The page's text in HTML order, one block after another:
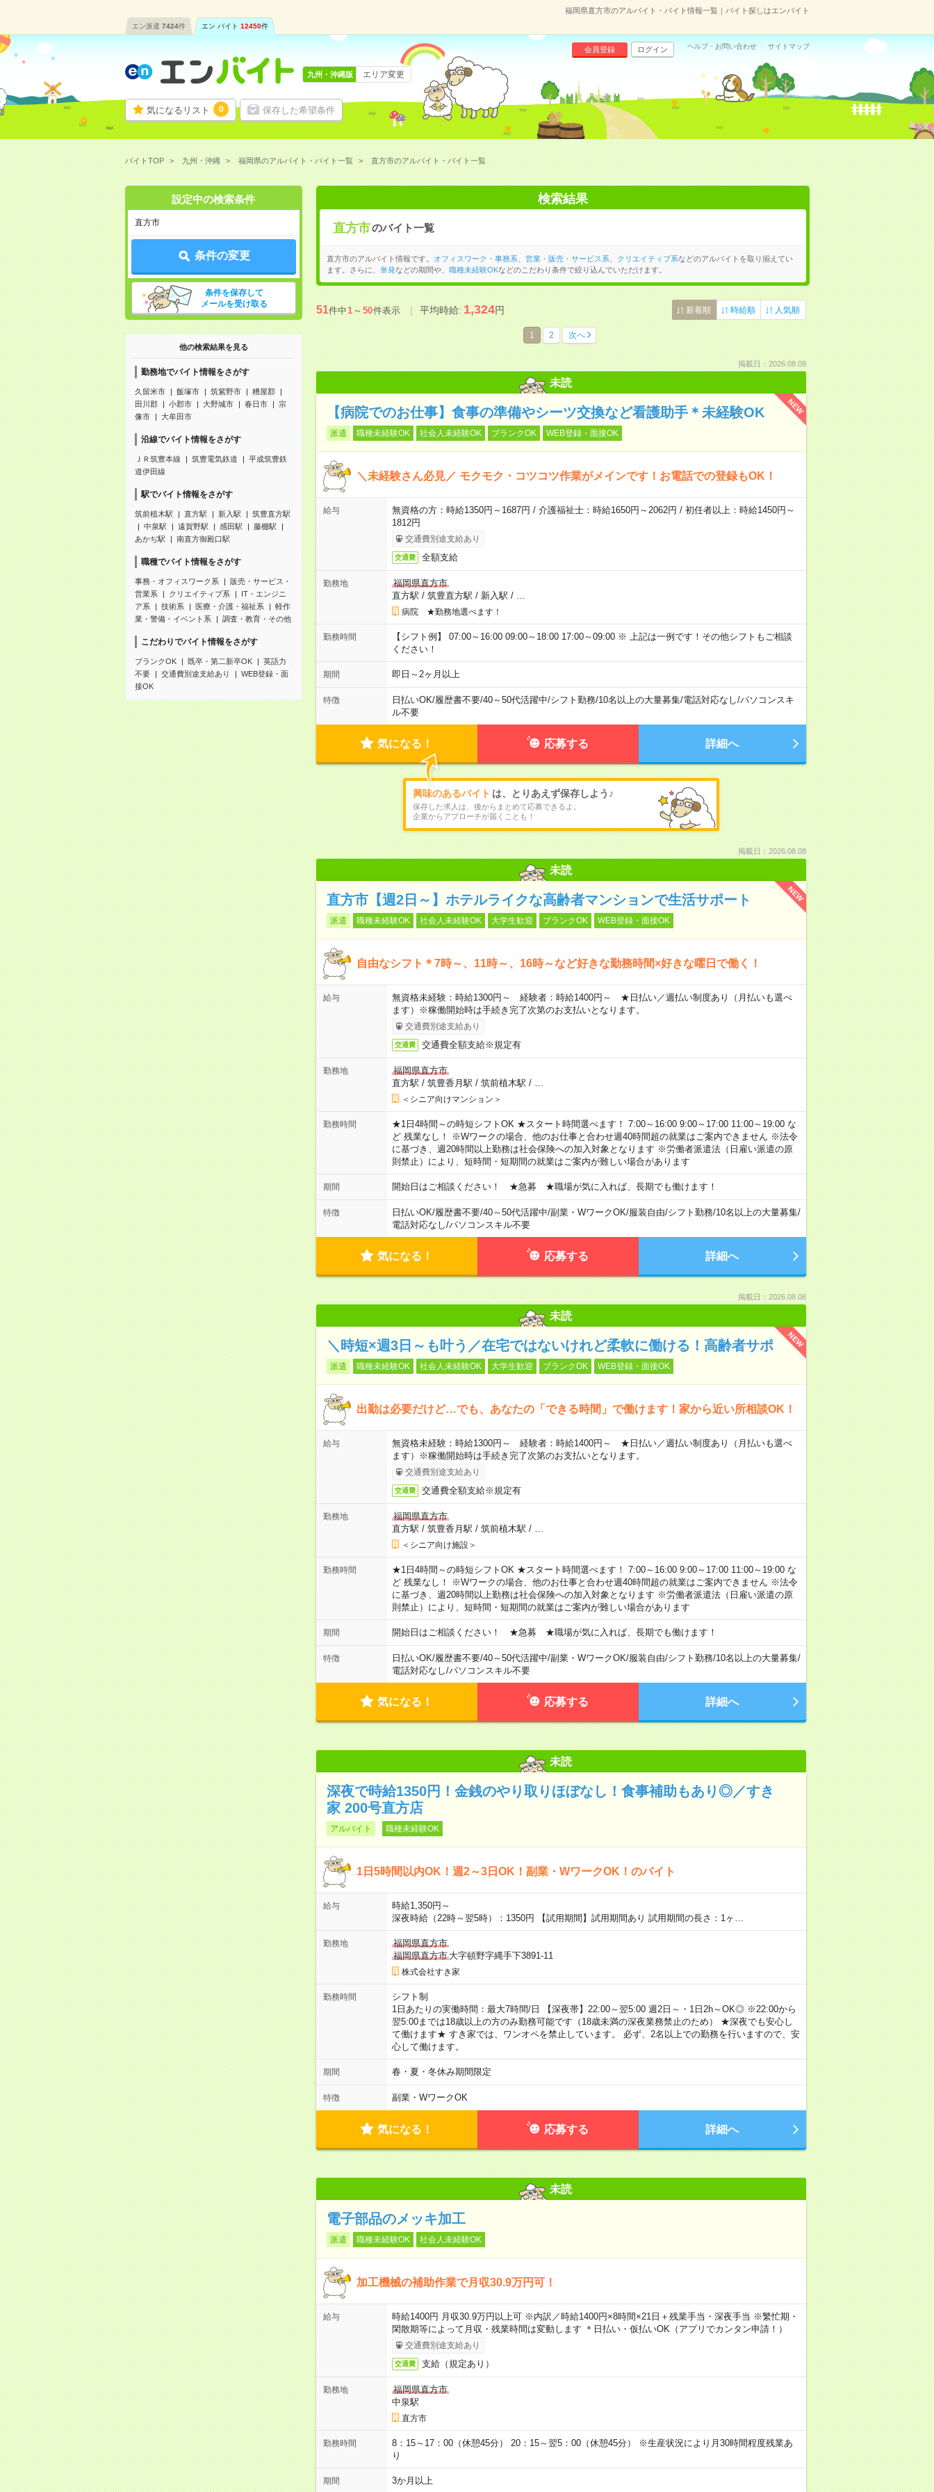
福岡県直方市のアルバイト・バイト情報一覧｜バイト探しはエンバイト
エン派遣 7424件 エン バイト 12450件
気になるリスト 0 保存した希望条件
会員登録 ログイン ヘルプ・お問い合わせ サイトマップ
九州・沖縄版 エリア変更
バイトTOP 九州・沖縄 福岡県のアルバイト・バイト一覧 直方市のアルバイト・バイト一覧
設定中の検索条件
直方市
条件の変更
条件を保存して
メールを受け取る
他の検索結果を見る
勤務地でバイト情報をさがす
久留米市 飯塚市 筑紫野市
糟屋郡
田川郡
小郡市 大野城市 春日市
宗
像市
大牟田市
沿線でバイト情報をさがす
ＪＲ筑豊本線 筑豊電気鉄道
平成筑豊鉄
道伊田線
駅でバイト情報をさがす
筑前植木駅 直方駅 新入駅
筑豊直方駅
中泉駅
遠賀野駅 感田駅
藤棚駅
あかぢ駅
南直方御殿口駅
職種でバイト情報をさがす
事務・オフィスワーク系
販売・サービス・
営業系
クリエイティブ系
IT・エンジニ
ア系
技術系 医療・介護・福祉系
軽作
業・警備・イベント系
調査・教育・その他
こだわりでバイト情報をさがす
ブランクOK 既卒・第二新卒OK
英語力
不要
交通費別途支給あり
WEB登録・面
接OK
検索結果
直方市のバイト一覧
直方市のアルバイト情報です。 オフィスワーク・事務系 営業・販売・サービス系 クリエイティブ系などのアルバイトを取り揃えてい
ます。さらに、
単発などの期間や、 職種未経験OKなどのこだわり条件で絞り込んでいただけます。
51件中1～50件表示 平均時給:1,324円 新着順 時給順 人気順
1 2 次へ
掲載日：2026.08.09
未読
NEW
【病院でのお仕事】食事の準備やシーツ交換など看護助手＊未経験OK
派遣 職種未経験OK 社会人未経験OK ブランクOK WEB登録・面接OK
＼未経験さん必見／ モクモク・コツコツ作業がメインです！お電話での登録もOK！
給与
無資格の方：時給1350円～1687円 / 介護福祉士：時給1650円～2062円 / 初任者以上：時給1450円～
1812円
交通費別途支給あり
交通費 全額支給
勤務地
福岡県直方市
直方駅 / 筑豊直方駅 / 新入駅 /
病院 ★勤務地選べます！
勤務時間
【シフト例】 07:00～16:00 09:00～18:00 17:00～09:00 ※ 上記は一例です！その他シフトもご相談
ください！
期間 即日～2ヶ月以上
特徴 日払いOK/履歴書不要/40～50代活躍中/シフト勤務/10名以上の大量募集/電話対応なし/パソコンスキ
ル不要
気になる！ 応募する 詳細へ
興味のあるバイト は、とりあえず保存しよう♪
保存した求人は、後からまとめて応募できるよ。
企業からアプローチが届くことも！
掲載日：2026.08.08
未読
NEW
直方市【週2日～】ホテルライクな高齢者マンションで生活サポート
派遣 職種未経験OK 社会人未経験OK 大学生歓迎 ブランクOK WEB登録・面接OK
自由なシフト＊7時～、11時～、16時～など好きな勤務時間×好きな曜日で働く！
給与
無資格未経験：時給1300円～ 経験者：時給1400円～ ★日払い／週払い制度あり（月払いも選べ
ます）※稼働開始時は手続き完了次第のお支払いとなります。
交通費別途支給あり
交通費 交通費全額支給※規定有
勤務地
福岡県直方市
直方駅 / 筑豊香月駅 / 筑前植木駅 /
＜シニア向けマンション＞
勤務時間
★1日4時間～の時短シフトOK ★スタート時間選べます！ 7:00～16:00 9:00～17:00 11:00～19:00 な
ど 残業なし！ ※Wワークの場合、他のお仕事と合わせ週40時間超の就業はご案内できません ※法令
に基づき、週20時間以上勤務は社会保険への加入対象となります ※労働者派遣法（日雇い派遣の原
則禁止）により、短時間・短期間の就業はご案内が難しい場合があります
期間 開始日はご相談ください！ ★急募 ★職場が気に入れば、長期でも働けます！
特徴 日払いOK/履歴書不要/40～50代活躍中/副業・WワークOK/服装自由/シフト勤務/10名以上の大量募集/
電話対応なし/パソコンスキル不要
気になる！ 応募する 詳細へ
掲載日：2026.08.08
未読
NEW
＼時短×週3日～も叶う／在宅ではないけれど柔軟に働ける！高齢者サポ
派遣 職種未経験OK 社会人未経験OK 大学生歓迎 ブランクOK WEB登録・面接OK
出勤は必要だけど…でも、あなたの「できる時間」で働けます！家から近い所相談OK！
給与
無資格未経験：時給1300円～ 経験者：時給1400円～ ★日払い／週払い制度あり（月払いも選べ
ます）※稼働開始時は手続き完了次第のお支払いとなります。
交通費別途支給あり
交通費 交通費全額支給※規定有
勤務地
福岡県直方市
直方駅 / 筑豊香月駅 / 筑前植木駅 /
＜シニア向け施設＞
勤務時間
★1日4時間～の時短シフトOK ★スタート時間選べます！ 7:00～16:00 9:00～17:00 11:00～19:00 な
ど 残業なし！ ※Wワークの場合、他のお仕事と合わせ週40時間超の就業はご案内できません ※法令
に基づき、週20時間以上勤務は社会保険への加入対象となります ※労働者派遣法（日雇い派遣の原
則禁止）により、短時間・短期間の就業はご案内が難しい場合があります
期間 開始日はご相談ください！ ★急募 ★職場が気に入れば、長期でも働けます！
特徴 日払いOK/履歴書不要/40～50代活躍中/副業・WワークOK/服装自由/シフト勤務/10名以上の大量募集/
電話対応なし/パソコンスキル不要
気になる！ 応募する 詳細へ
未読
深夜で時給1350円！金銭のやり取りほぼなし！食事補助もあり◎／すき
家 200号直方店
アルバイト 職種未経験OK
1日5時間以内OK！週2～3日OK！副業・WワークOK！のバイト
給与
時給1,350円～
深夜時給（22時～翌5時）：1350円 【試用期間】試用期間あり 試用期間の長さ：1ヶ…
勤務地
福岡県直方市
福岡県直方市大字頓野字縄手下3891-11
株式会社すき家
勤務時間
シフト制
1日あたりの実働時間：最大7時間/日 【深夜帯】22:00～翌5:00 週2日～・1日2h～OK◎ ※22:00から
翌5:00までは18歳以上の方のみ勤務可能です（18歳未満の深夜業務禁止のため） ★深夜でも安心し
て働けます★ すき家では、ワンオペを禁止しています。 必ず、2名以上での勤務を行いますので、安
心して働けます。
期間 春・夏・冬休み期間限定
特徴 副業・WワークOK
気になる！ 応募する 詳細へ
未読
電子部品のメッキ加工
派遣 職種未経験OK 社会人未経験OK
加工機械の補助作業で月収30.9万円可！
給与
時給1400円 月収30.9万円以上可 ※内訳／時給1400円×8時間×21日＋残業手当・深夜手当 ※繁忙期・
閑散期等によって月収・残業時間は変動します ＊日払い・仮払いOK（アプリでカンタン申請！）
交通費別途支給あり
交通費 支給（規定あり）
勤務地
福岡県直方市
中泉駅
直方市
勤務時間
8：15～17：00（休憩45分） 20：15～翌5：00（休憩45分） ※生産状況により月30時間程度残業あ
り
期間 3か月以上